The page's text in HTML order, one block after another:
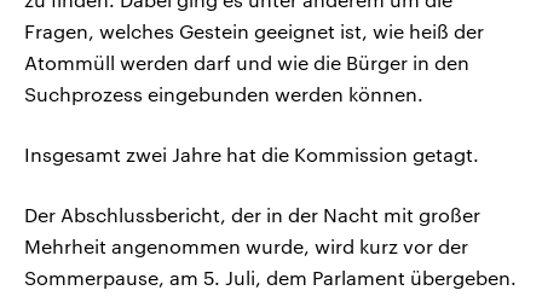
Fragen, welches Gestein geeignet ist, wie heiß der
Atommüll werden darf und wie die Bürger in den
Suchprozess eingebunden werden können.
Insgesamt zwei Jahre hat die Kommission getagt.
Der Abschlussbericht, der in der Nacht mit großer
Mehrheit angenommen wurde, wird kurz vor der
Sommerpause, am 5. Juli, dem Parlament übergeben.